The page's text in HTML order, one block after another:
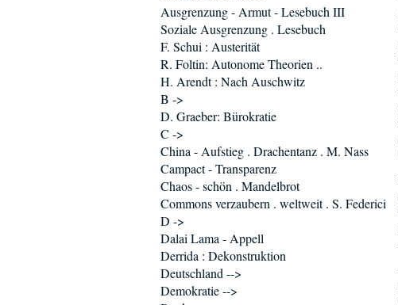
Ausgrenzung - Armut - Lesebuch III
Soziale Ausgrenzung . Lesebuch
F. Schui : Austerität
R. Foltin: Autonome Theorien ..
H. Arendt : Nach Auschwitz
B ->
D. Graeber: Bürokratie
C ->
China - Aufstieg . Drachentanz . M. Nass
Campact - Transparenz
Chaos - schön . Mandelbrot
Commons verzaubern . weltweit . S. Federici
D ->
Dalai Lama - Appell
Derrida : Dekonstruktion
Deutschland -->
Demokratie -->